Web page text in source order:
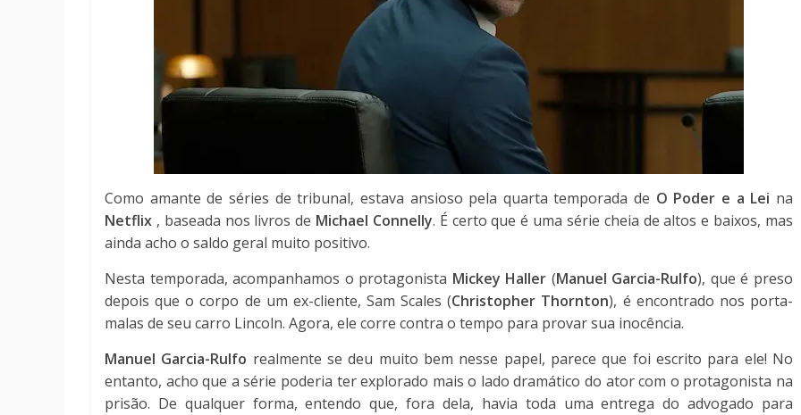
Como amante de séries de tribunal, estava ansioso pela quarta temporada de O Poder e a Lei na
Netflix , baseada nos livros de Michael Connelly. É certo que é uma série cheia de altos e baixos, mas
ainda acho o saldo geral muito positivo.
Nesta temporada, acompanhamos o protagonista Mickey Haller (Manuel Garcia-Rulfo), que é preso
depois que o corpo de um ex-cliente, Sam Scales (Christopher Thornton), é encontrado nos porta-
malas de seu carro Lincoln. Agora, ele corre contra o tempo para provar sua inocência.
Manuel Garcia-Rulfo realmente se deu muito bem nesse papel, parece que foi escrito para ele! No
entanto, acho que a série poderia ter explorado mais o lado dramático do ator com o protagonista na
prisão. De qualquer forma, entendo que, fora dela, havia toda uma entrega do advogado para